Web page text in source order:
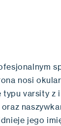
nosi
typu varsity z
jego